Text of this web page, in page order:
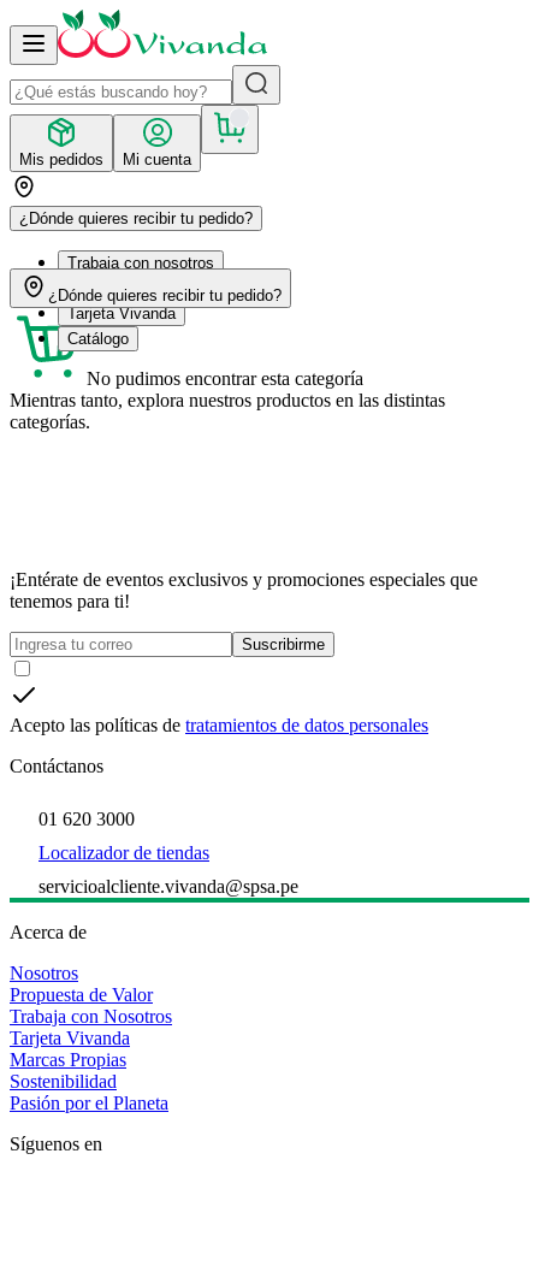
Mis pedidos Mi cuenta
¿Dónde quieres recibir tu pedido?
Trabaja con nosotros
Recetas
Tarjeta Vivanda
Catálogo
¿Dónde quieres recibir tu pedido?
No pudimos encontrar esta categoría
Mientras tanto, explora nuestros productos en las distintas
categorías.
¡Entérate de eventos exclusivos y promociones especiales que
tenemos para ti!
Suscribirme
Acepto las políticas de tratamientos de datos personales
Contáctanos
01 620 3000
Localizador de tiendas
servicioalcliente.vivanda@spsa.pe
Acerca de
Nosotros
Propuesta de Valor
Trabaja con Nosotros
Tarjeta Vivanda
Marcas Propias
Sostenibilidad
Pasión por el Planeta
Síguenos en